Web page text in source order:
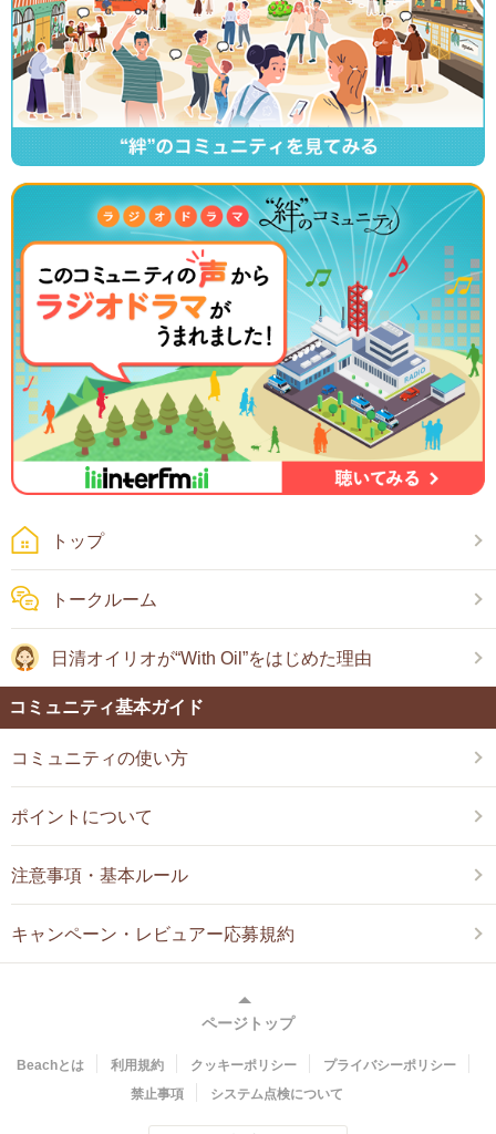
トップ
トークルーム
日清オイリオが“With Oil”をはじめた理由
コミュニティ基本ガイド
コミュニティの使い方
ポイントについて
注意事項・基本ルール
キャンペーン・レビュアー応募規約
ページトップ
Beachとは 利用規約 クッキーポリシー
プライバシーポリシー
禁止事項
システム点検について